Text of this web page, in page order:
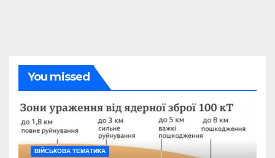
You missed
ВІЙСЬКОВА ТЕМАТИКА